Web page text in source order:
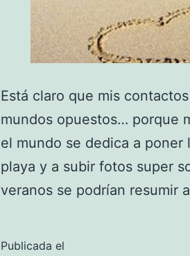
Está claro que mis
mundos opuestos… porque
el mundo se dedica a
playa y a subir fotos super
veranos se podrían resumir
Publicada el